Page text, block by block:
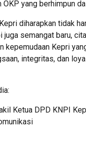
OKP yang berhimpun
diharapkan tidak
juga semangat baru,
kepemudaan Kepri
integritas, dan
Ketua DPD KNPI